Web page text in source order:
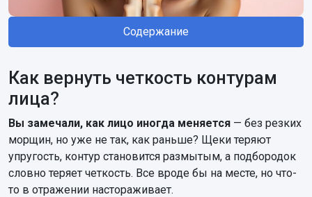
Содержание
Как вернуть четкость контурам
лица?
Вы замечали, как лицо иногда меняется — без резких
морщин, но уже не так, как раньше? Щеки теряют
упругость, контур становится размытым, а подбородок
словно теряет четкость. Все вроде бы на месте, но что-
то в отражении настораживает.